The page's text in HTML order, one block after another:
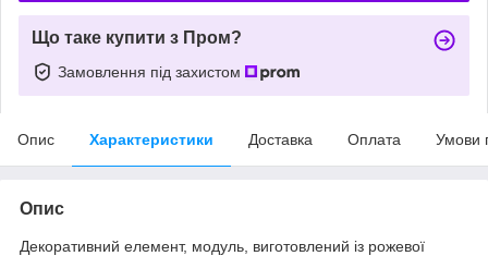
Що таке купити з Пром?
Замовлення під захистом
Опис Характеристики Доставка Оплата Умови
Опис
Декоративний елемент, модуль, виготовлений із рожевої